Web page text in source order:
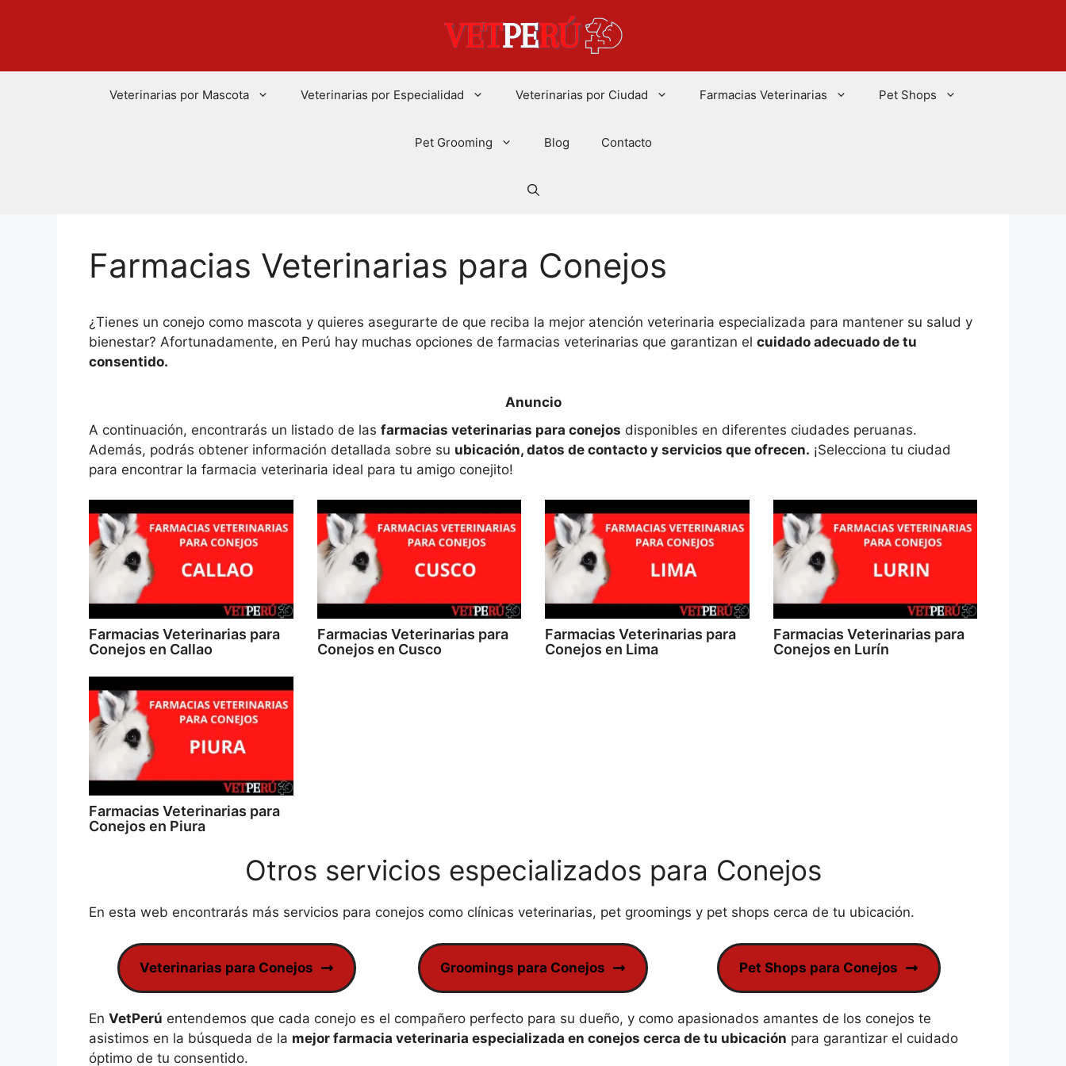
Veterinarias por Mascota Veterinarias por Especialidad Veterinarias por Ciudad Farmacias Veterinarias Pet Shops
Pet Grooming Blog Contacto
Farmacias Veterinarias para Conejos
¿Tienes un conejo como mascota y quieres asegurarte de que reciba la mejor atención veterinaria especializada para mantener su salud y
bienestar? Afortunadamente, en Perú hay muchas opciones de farmacias veterinarias que garantizan el cuidado adecuado de tu
consentido.
A continuación, encontrarás un listado de las farmacias veterinarias para conejos disponibles en diferentes ciudades peruanas.
Además, podrás obtener información detallada sobre su ubicación, datos de contacto y servicios que ofrecen. ¡Selecciona tu ciudad
para encontrar la farmacia veterinaria ideal para tu amigo conejito!
Farmacias Veterinarias para
Conejos en Callao
Farmacias Veterinarias para
Conejos en Cusco
Farmacias Veterinarias para
Conejos en Lima
Farmacias Veterinarias para
Conejos en Lurín
Farmacias Veterinarias para
Conejos en Piura
Otros servicios especializados para Conejos
En esta web encontrarás más servicios para conejos como clínicas veterinarias, pet groomings y pet shops cerca de tu ubicación.
Veterinarias para Conejos Groomings para Conejos Pet Shops para Conejos
En VetPerú entendemos que cada conejo es el compañero perfecto para su dueño, y como apasionados amantes de los conejos te
asistimos en la búsqueda de la mejor farmacia veterinaria especializada en conejos cerca de tu ubicación para garantizar el cuidado
óptimo de tu consentido.